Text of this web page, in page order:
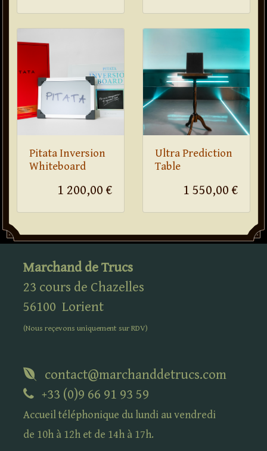
Pitata Inversion
Whiteboard
1 200,00 €
Ultra Prediction
Table
1 550,00 €
Marchand de Trucs
23 cours de Chazelles
56100 Lorient
(Nous reçevons uniquement surRDV)
contact@marchanddetrucs.com
+33 (0)9 66 91 93 59
Accueil téléphonique du lundi au vendredi
de 10h à 12h et de 14h à 17h.